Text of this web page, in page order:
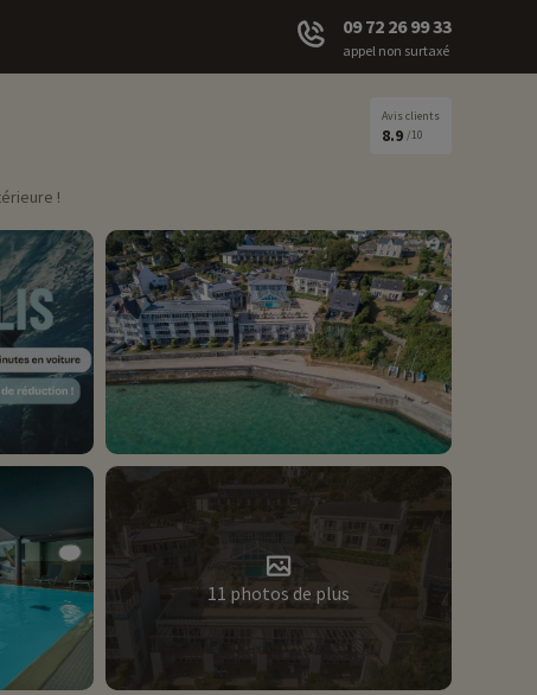
09 72 26 99 33
appel non surtaxé
Avis clients
8.9 /10
!
11 photos de plus